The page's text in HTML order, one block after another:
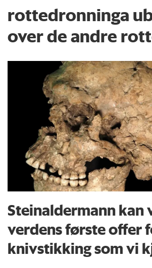
rottedronninga
over de andre
Steinaldermann kan
verdens første offer
knivstikking som vi